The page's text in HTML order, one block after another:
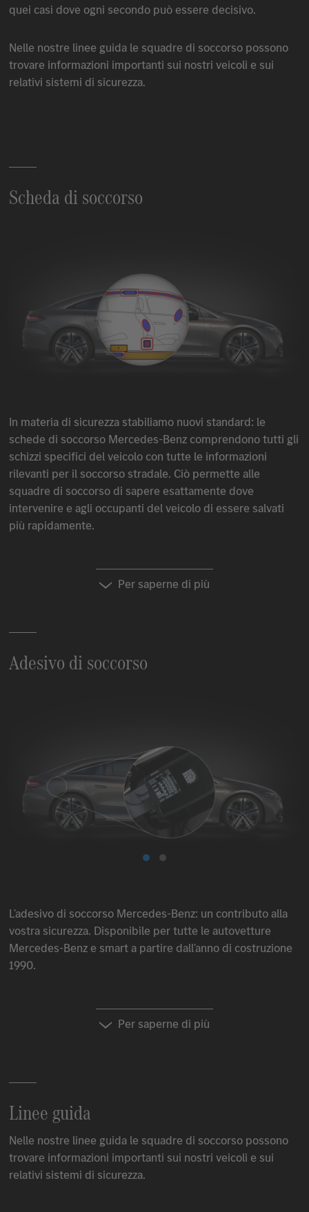
quei casi dove ogni secondo può essere decisivo.
Nelle nostre linee guida le squadre di soccorso possono
trovare informazioni importanti sui nostri veicoli e sui
relativi sistemi di sicurezza.
Scheda di soccorso
In materia di sicurezza stabiliamo nuovi standard: le
schede di soccorso Mercedes-Benz comprendono tutti gli
schizzi specifici del veicolo con tutte le informazioni
rilevanti per il soccorso stradale. Ciò permette alle
squadre di soccorso di sapere esattamente dove
intervenire e agli occupanti del veicolo di essere salvati
più rapidamente.
Per saperne di più
Adesivo di soccorso
L'adesivo di soccorso Mercedes-Benz: un contributo alla
vostra sicurezza. Disponibile per tutte le autovetture
Mercedes-Benz e smart a partire dall'anno di costruzione
1990.
Per saperne di più
Linee guida
Nelle nostre linee guida le squadre di soccorso possono
trovare informazioni importanti sui nostri veicoli e sui
relativi sistemi di sicurezza.